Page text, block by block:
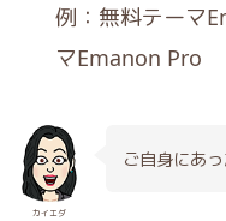
例：無料テー
マEmanon Pro
カイエダ
ご自身にあ